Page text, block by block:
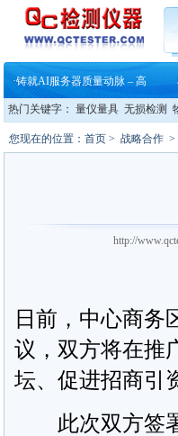
ZEISS BOSELLO ADR 让内部缺
蔡司和亿纬锂能达成战略合作
大牌云集 买家升级 ——26
·蔡司软件 | 高效变形分析能
·铸就AI服务器质量动脉 – 高
·铸就AI服务器质量动脉 – 高
·ZEISS BOSELLO ADR 让内部缺
·大牌云集 买家升级 ——26
热门关键字： 量仪量具 无损检测
您现在的位置： 首页 > 战略合作 >
http://
日前，中心商务
议，双方将在推
坛、促进招商引
此次双方签署